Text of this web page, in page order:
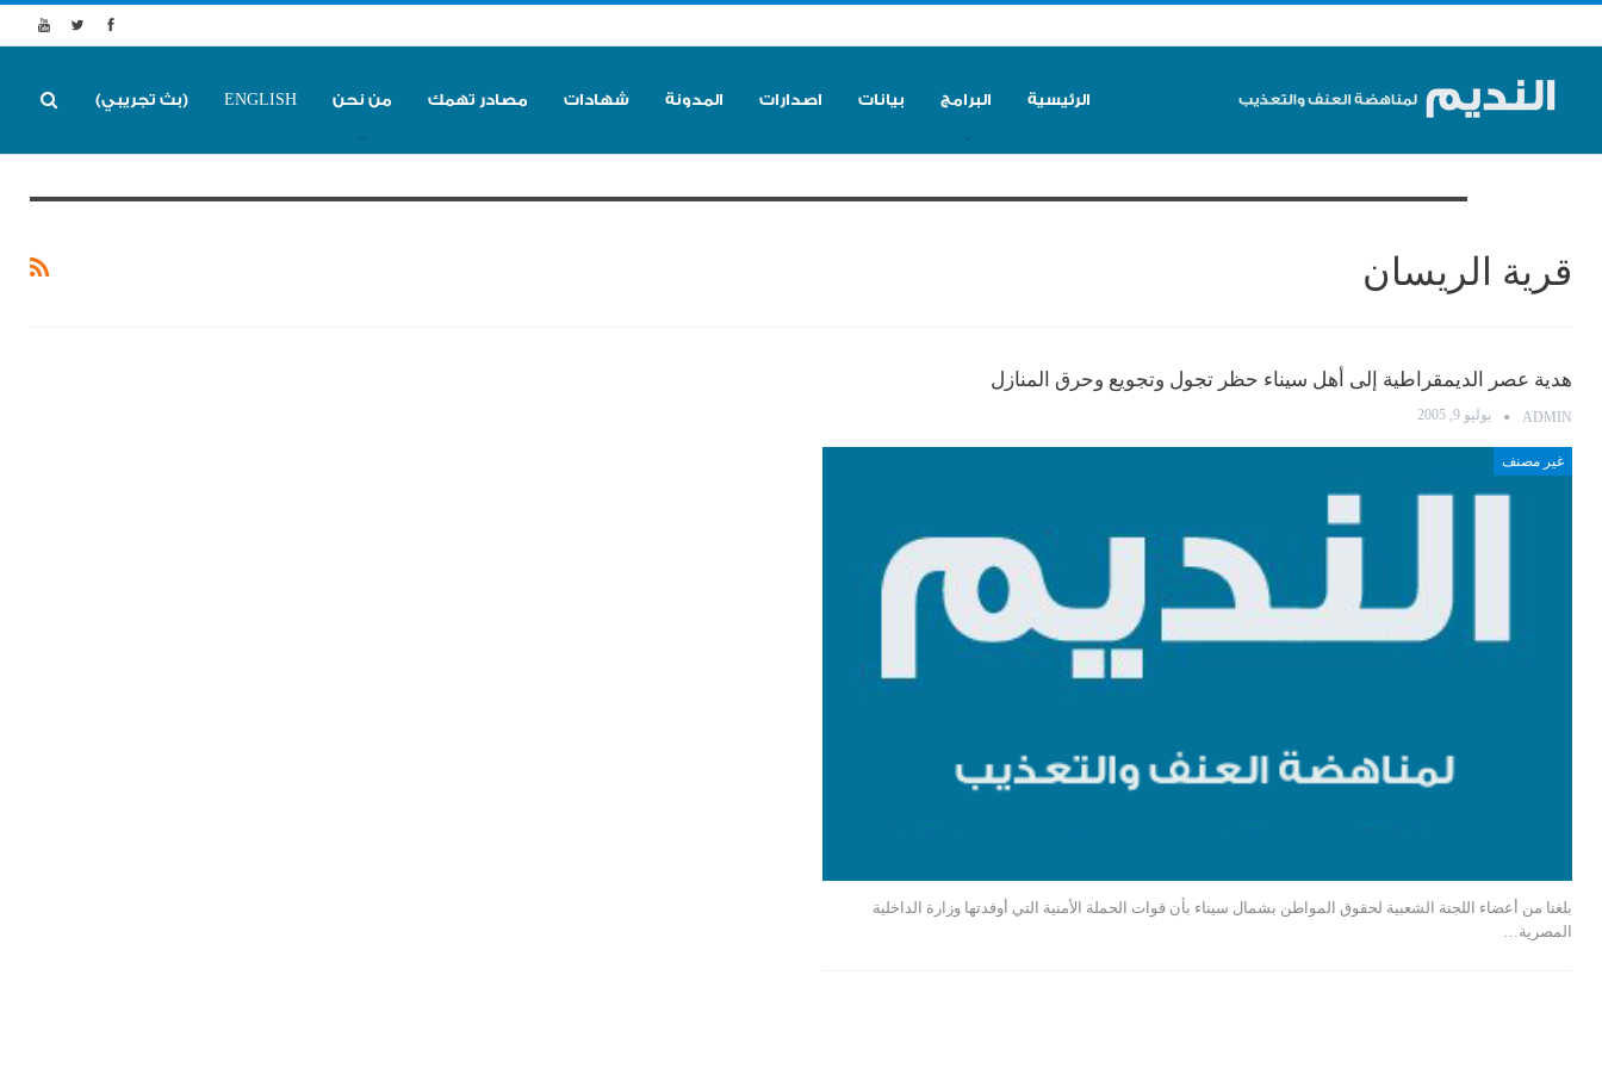
الرئيسية البرامج بيانات اصدارات المدونة شهادات مصادر تهمك من نحن ENGLISH (بث تجريبي)
قرية الريسان
هدية عصر الديمقراطية إلى أهل سيناء حظر تجول وتجويع وحرق المنازل
ADMIN يوليو 9, 2005
غير مصنف
بلغنا من أعضاء اللجنة الشعبية لحقوق المواطن بشمال سيناء بأن قوات الحملة الأمنية التي أوفدتها وزارة الداخلية
المصرية…